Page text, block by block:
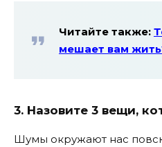
Читайте также:
мешает вам
3. Назовите 3 вещи,
Шумы окружают нас